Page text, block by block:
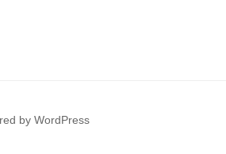
by WordPress